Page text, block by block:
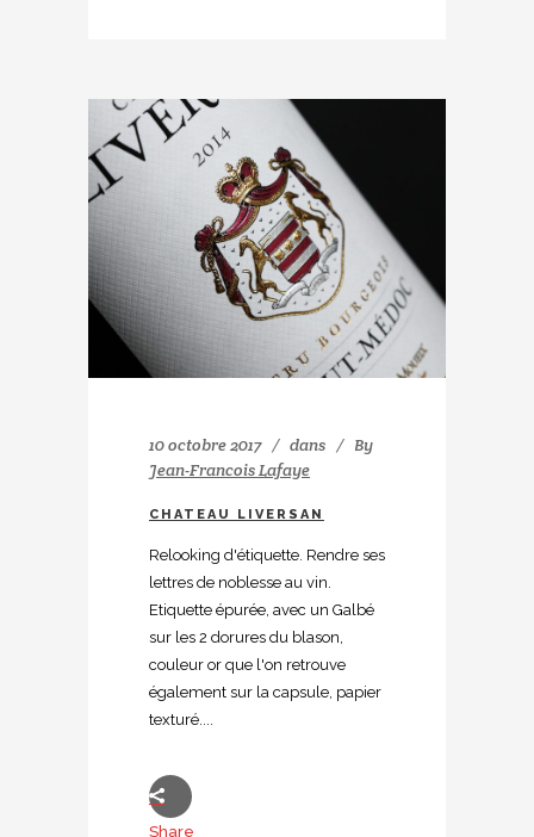
10 octobre 2017 dans
By
Jean-Francois Lafaye
CHATEAU LIVERSAN
Relooking d'étiquette. Rendre ses
lettres de noblesse au vin.
Etiquette épurée, avec un Galbé
sur les 2 dorures du blason,
couleur or que l'on retrouve
également sur la capsule, papier
texturé....
Share